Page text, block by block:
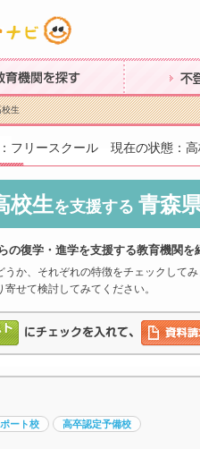
探す 不登校を知
生
フリースクール 現在の状態：高
校生を支援する 青森
復学・進学を支援する教育機関を
か、それぞれの特徴をチェックしてみ
せて検討してみてください。
ート校 高卒認定予備校